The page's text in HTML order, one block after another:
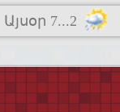
Այսօր 7...2